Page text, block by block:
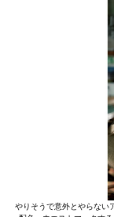
やりそうで意外とやらない